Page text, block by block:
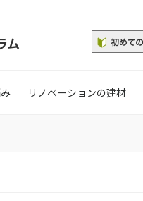
ム
リノベーションの建材